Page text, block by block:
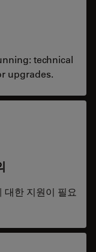
technical
upgrades.
대한 지원이 필요